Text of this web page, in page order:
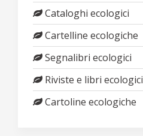
Cataloghi ecologici
Cartelline ecologiche
Segnalibri ecologici
Riviste e libri ecologici
Cartoline ecologiche